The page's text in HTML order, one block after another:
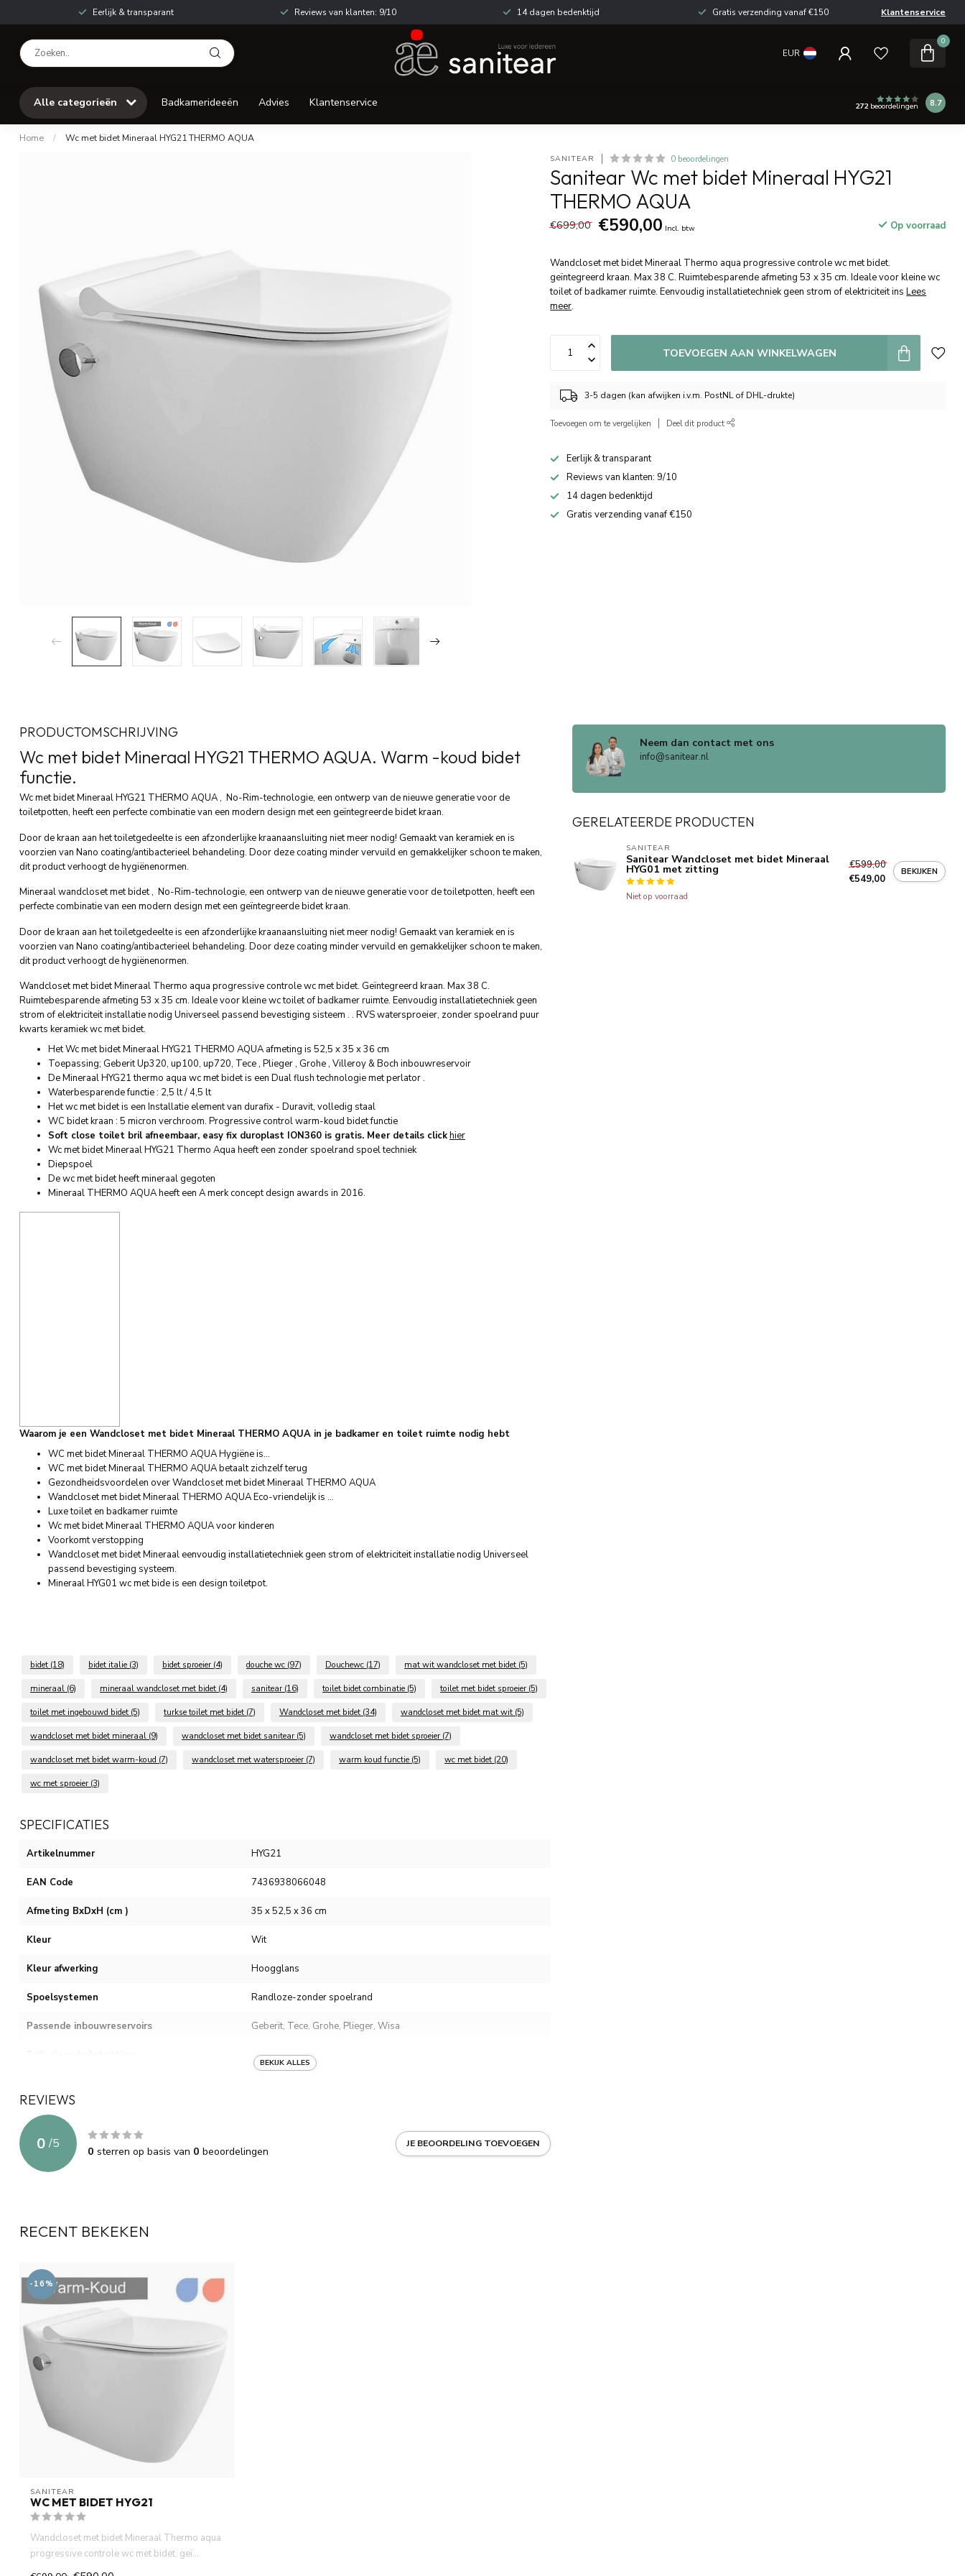
Eerlijk & transparant Reviews van klanten: 9/10 14 dagen bedenktijd Gratis verzending vanaf €150 Klantenservice
EUR
0
Alle categorieën Badkamerideeën Advies Klantenservice 272beoordelingen 8.7
Home / Wc met bidet Mineraal HYG21 THERMO AQUA
SANITEAR 0 beoordelingen
Sanitear Wc met bidet Mineraal HYG21
THERMO AQUA
€699,00 €590,00 Incl. btw Op voorraad
Wandcloset met bidet Mineraal Thermo aqua progressive controle wc met bidet.
geïntegreerd kraan. Max 38 C. Ruimtebesparende afmeting 53 x 35 cm. Ideale voor kleine wc
toilet of badkamer ruimte. Eenvoudig installatietechniek geen strom of elektriciteit insLees
meer.
TOEVOEGEN AAN WINKELWAGEN
3-5 dagen (kan afwijken i.v.m. PostNL of DHL-drukte)
Toevoegen om te vergelijken Deel dit product
Eerlijk & transparant
Reviews van klanten: 9/10
14 dagen bedenktijd
Gratis verzending vanaf €150
PRODUCTOMSCHRIJVING
Wc met bidet Mineraal HYG21 THERMO AQUA. Warm -koud bidet
functie.
Wc met bidet Mineraal HYG21 THERMO AQUA , No-Rim-technologie, een ontwerp van de nieuwe generatie voor de
toiletpotten, heeft een perfecte combinatie van een modern design met een geïntegreerde bidet kraan.
Door de kraan aan het toiletgedeelte is een afzonderlijke kraanaansluiting niet meer nodig! Gemaakt van keramiek en is
voorzien van Nano coating/antibacterieel behandeling. Door deze coating minder vervuild en gemakkelijker schoon te maken,
dit product verhoogt de hygiënenormen.
Mineraal wandcloset met bidet , No-Rim-technologie, een ontwerp van de nieuwe generatie voor de toiletpotten, heeft een
perfecte combinatie van een modern design met een geïntegreerde bidet kraan.
Door de kraan aan het toiletgedeelte is een afzonderlijke kraanaansluiting niet meer nodig! Gemaakt van keramiek en is
voorzien van Nano coating/antibacterieel behandeling. Door deze coating minder vervuild en gemakkelijker schoon te maken,
dit product verhoogt de hygiënenormen.
Wandcloset met bidet Mineraal Thermo aqua progressive controle wc met bidet. Geïntegreerd kraan. Max 38 C.
Ruimtebesparende afmeting 53 x 35 cm. Ideale voor kleine wc toilet of badkamer ruimte. Eenvoudig installatietechniek geen
strom of elektriciteit installatie nodig Universeel passend bevestiging sisteem . . RVS watersproeier, zonder spoelrand puur
kwarts keramiek wc met bidet.
Het Wc met bidet Mineraal HYG21 THERMO AQUA afmeting is 52,5 x 35 x 36 cm
Toepassing; Geberit Up320, up100, up720, Tece , Plieger , Grohe , Villeroy & Boch inbouwreservoir
De Mineraal HYG21 thermo aqua wc met bidet is een Dual flush technologie met perlator .
Waterbesparende functie : 2,5 lt / 4,5 lt
Het wc met bidet is een Installatie element van durafix - Duravit, volledig staal
WC bidet kraan : 5 micron verchroom. Progressive control warm-koud bidet functie
Soft close toilet bril afneembaar, easy fix duroplast ION360 is gratis. Meer details clickhier
Wc met bidet Mineraal HYG21 Thermo Aqua heeft een zonder spoelrand spoel techniek
Diepspoel
De wc met bidet heeft mineraal gegoten
Mineraal THERMO AQUA heeft een A merk concept design awards in 2016.
Waarom je een Wandcloset met bidet Mineraal THERMO AQUA in je badkamer en toilet ruimte nodig hebt
WC met bidet Mineraal THERMO AQUA Hygiëne is…
WC met bidet Mineraal THERMO AQUA betaalt zichzelf terug
Gezondheidsvoordelen over Wandcloset met bidet Mineraal THERMO AQUA
Wandcloset met bidet Mineraal THERMO AQUA Eco-vriendelijk is …
Luxe toilet en badkamer ruimte
Wc met bidet Mineraal THERMO AQUA voor kinderen
Voorkomt verstopping
Wandcloset met bidet Mineraal eenvoudig installatietechniek geen strom of elektriciteit installatie nodig Universeel
passend bevestiging systeem.
Mineraal HYG01 wc met bide is een design toiletpot.
bidet (18) bidet italie (3) bidet sproeier (4) douche wc (97) Douchewc (17) mat wit wandcloset met bidet (5)
mineraal (6) mineraal wandcloset met bidet (4) sanitear (16) toilet bidet combinatie (5) toilet met bidet sproeier (5)
toilet met ingebouwd bidet (5) turkse toilet met bidet (7) Wandcloset met bidet (34) wandcloset met bidet mat wit (5)
wandcloset met bidet mineraal (9) wandcloset met bidet sanitear (5) wandcloset met bidet sproeier (7)
wandcloset met bidet warm-koud (7) wandcloset met watersproeier (7) warm koud functie (5) wc met bidet (20)
wc met sproeier (3)
SPECIFICATIES
Artikelnummer HYG21
EAN Code 7436938066048
Afmeting BxDxH (cm ) 35 x 52,5 x 36 cm
Kleur Wit
Kleur afwerking Hoogglans
Spoelsystemen Randloze-zonder spoelrand
Passende inbouwreservoirs Geberit, Tece, Grohe, Plieger, Wisa
Softclose toiletzitting afneembaar
Bidet kraan
Bidet functie
Bevestiging materiaal
BEKIJK ALLES
REVIEWS
0 /5
0 sterren op basis van 0 beoordelingen
JE BEOORDELING TOEVOEGEN
Neem dan contact met ons
info@sanitear.nl
GERELATEERDE PRODUCTEN
SANITEAR
Sanitear Wandcloset met bidet Mineraal
HYG01 met zitting
Niet op voorraad
€599,00
€549,00
BEKIJKEN
RECENT BEKEKEN
-16%
SANITEAR
WC MET BIDET HYG21
Wandcloset met bidet Mineraal Thermo aqua
progressive controle wc met bidet. geï...